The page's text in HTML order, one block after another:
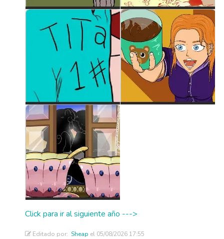
Click para ir al siguiente año --->
Editado por: Sheap el 05/08/2026 17:55